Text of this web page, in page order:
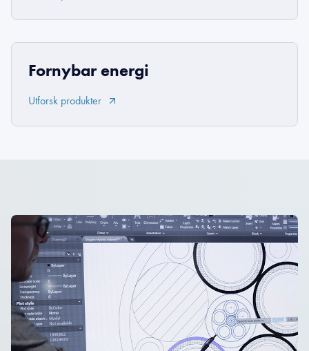
Fornybar energi
Utforsk produkter